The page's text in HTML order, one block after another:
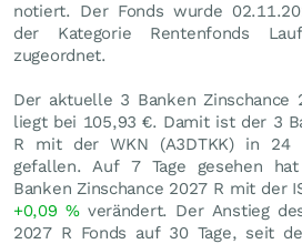
notiert. Der Fonds wurde
der Kategorie Rentenfonds
zugeordnet.
Der aktuelle 3 Banken Zinschance
liegt bei 105,93 €. Damit ist der 3
R mit der WKN (A3DTKK) in 24
gefallen. Auf 7 Tage gesehen
Banken Zinschance 2027 R mit der
+0,09 %verändert. Der Anstieg
2027 R Fonds auf 30 Tage, seit